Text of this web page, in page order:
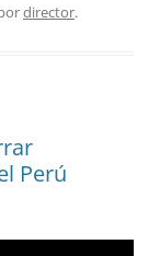
director.
Perú